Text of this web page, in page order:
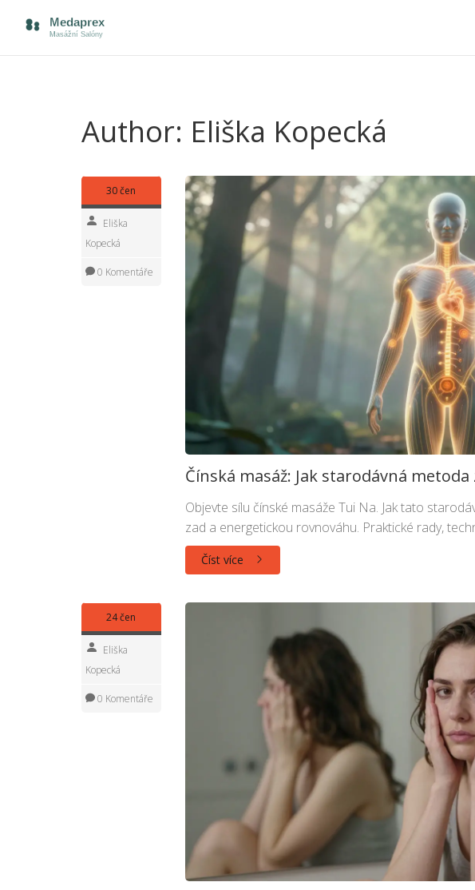
Author: Eliška Kopecká
30 čen
Eliška
Kopecká
0 Komentáře
Čínská masáž: Jak starodávná
Objevte sílu čínské masáže Tui Na. Jak tato
zad a energetickou rovnováhu. Praktické rady,
Číst více
24 čen
Eliška
Kopecká
0 Komentáře